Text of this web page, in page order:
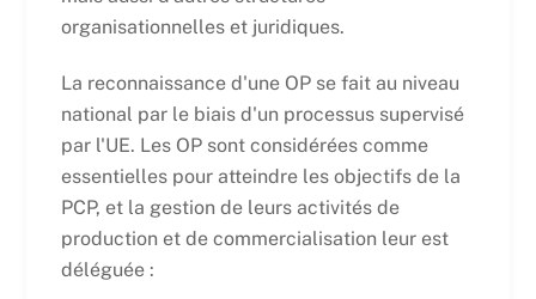
organisationnelles et juridiques.
La reconnaissance d'une OP se fait au niveau
national par le biais d'un processus supervisé
par l'UE. Les OP sont considérées comme
essentielles pour atteindre les objectifs de la
PCP, et la gestion de leurs activités de
production et de commercialisation leur est
déléguée :